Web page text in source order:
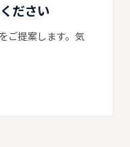
ださい
ご提案します。気